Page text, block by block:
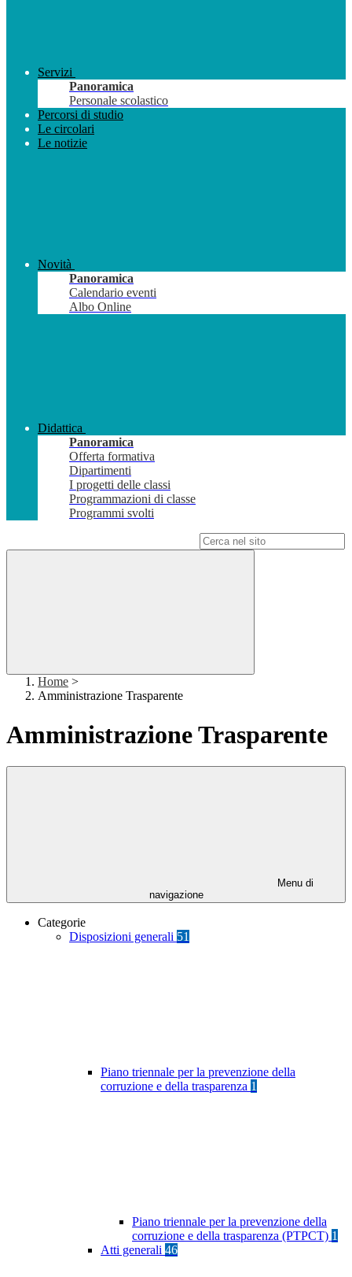
Servizi
Panoramica
Personale scolastico
Percorsi di studio
Le circolari
Le notizie
Novità
Panoramica
Calendario eventi
Albo Online
Didattica
Panoramica
Offerta formativa
Dipartimenti
I progetti delle classi
Programmazioni di classe
Programmi svolti
Home >
Amministrazione Trasparente
Amministrazione Trasparente
Menu di
navigazione
Categorie
Disposizioni generali 51
Piano triennale per la prevenzione della
corruzione e della trasparenza 1
Piano triennale per la prevenzione della
corruzione e della trasparenza (PTPCT) 1
Atti generali 46